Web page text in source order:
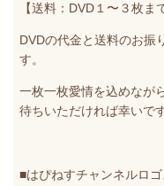
【送料：DVD１〜３枚ま
DVDの代金と送料のお振
す。
一枚一枚愛情を込めなが
待ちいただければ幸いです
■はぴねすチャンネルロ